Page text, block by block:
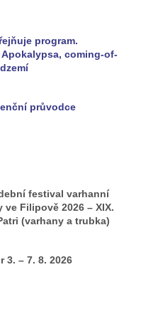
u
u
program.
coming-of-
průvodce
festival varhanní
Filipově 2026 – XIX.
(varhany a trubka)
3. – 7. 8. 2026